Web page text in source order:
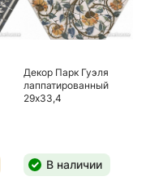
Декор Парк Гуэля
лаппатированный
29х33,4
В наличии